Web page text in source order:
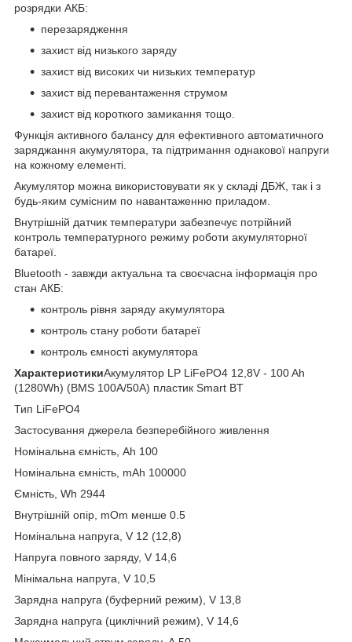
розрядки АКБ:
перезарядження
захист від низького заряду
захист від високих чи низьких температур
захист від перевантаження струмом
захист від короткого замикання тощо.
Функція активного балансу для ефективного автоматичного
заряджання акумулятора, та підтримання однакової напруги
на кожному елементі.
Акумулятор можна використовувати як у складі ДБЖ, так і з
будь-яким сумісним по навантаженню приладом.
Внутрішній датчик температури забезпечує потрійний
контроль температурного режиму роботи акумуляторної
батареї.
Bluetooth - завжди актуальна та своєчасна інформація про
стан АКБ:
контроль рівня заряду акумулятора
контроль стану роботи батареї
контроль ємності акумулятора
ХарактеристикиАкумулятор LP LiFePO4 12,8V - 100 Ah
(1280Wh) (BMS 100A/50А) пластик Smart BT
Тип LiFePO4
Застосування джерела безперебійного живлення
Номінальна ємність, Ah 100
Номінальна ємність, mAh 100000
Ємність, Wh 2944
Внутрішній опір, mOm менше 0.5
Номінальна напруга, V 12 (12,8)
Напруга повного заряду, V 14,6
Мінімальна напруга, V 10,5
Зарядна напруга (буферний режим), V 13,8
Зарядна напруга (циклічний режим), V 14,6